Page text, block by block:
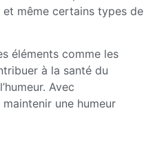
même certains types de
éléments comme les
à la santé du
Avec
maintenir une humeur